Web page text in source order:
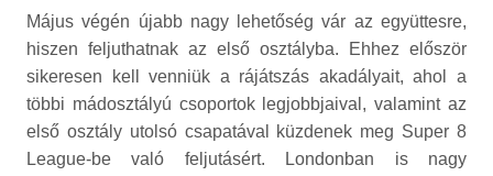
Május végén újabb nagy lehetőség vár az együttesre,
hiszen feljuthatnak az első osztályba. Ehhez először
sikeresen kell venniük a rájátszás akadályait, ahol a
többi mádosztályú csoportok legjobbjaival, valamint az
első osztály utolsó csapatával küzdenek meg Super 8
League-be való feljutásért. Londonban is nagy